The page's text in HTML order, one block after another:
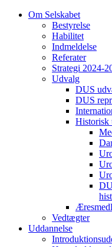
Om Selskabet
Bestyrelse
Habilitet
Indmeldelse
Referater
Strategi 2024-
Udvalg
DUS
DUS
Historisk
Vedtægter
Uddannelse